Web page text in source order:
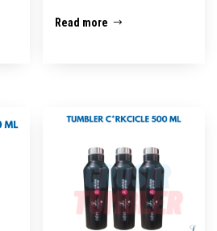
Read more